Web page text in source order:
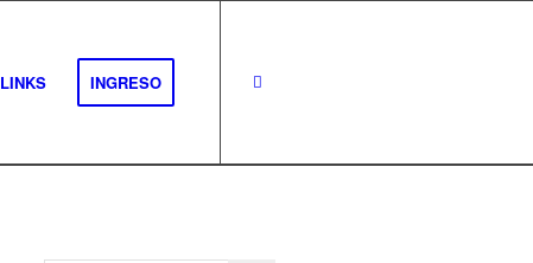
LINKS INGRESO